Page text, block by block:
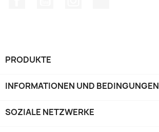
PRODUKTE
INFORMATIONEN UND BEDINGUNGEN
SOZIALE NETZWERKE